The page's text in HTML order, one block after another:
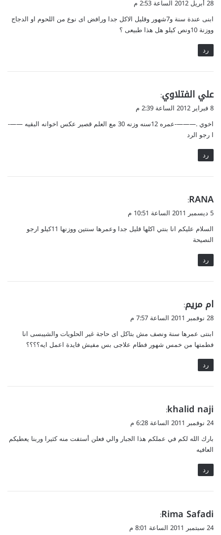
ل
28 أبريل 2012 الساعة 2:53 م
ابنى عندة سنة و7شهور وقليل الاكل جدا ورافض اى نوع من اللحوم او الدجاج
ووزنة 10ونص كيلو هل هذا طبيعى ؟
رد
ي
ق
ل
علي الفتلاوي:
8 فبراير 2012 الساعة 2:39 م
اخوي .———-عمره 12سنه وزنه 30 مع العلم قصير عكس اخوانه البقيه ——-
ا رجو الرد
رد
ي
ق
ل
RANA
:
5 ديسمبر 2011 الساعة 10:51 م
السلام عليكم انا بنتي اكلها قليل جدا وعمرها سنتين ووزنها 11كيلو ارجو
النصيحة
رد
ي
ق
ل
ام مريم:
28 نوفمبر 2011 الساعة 7:57 م
ابنتى عمرها سنة ونصف مش بتاكل اى حاجة غير الحلويات والشيبسى انا
فطمتها من خمس شهور فطام علاجى بس مفيش فايدة اعمل ايه؟؟؟؟
رد
ي
ق
ل
khalid naji
:
24 نوفمبر 2011 الساعة 6:28 م
بارك الله لكم في عملكم هذا الجبار والي فعلن أستفت منه كثيرا وربنا يعطيكم
العافيه
رد
ي
ق
Rima Safadi
:
24 سبتمبر 2011 الساعة 8:01 م